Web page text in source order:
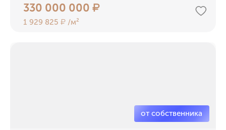
330 000 000₽
1 929 825₽ /м²